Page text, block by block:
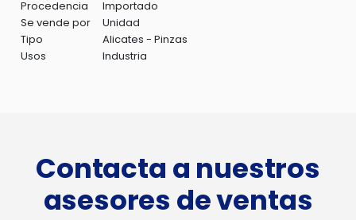
Procedencia
Importado
Se vende por
Unidad
Tipo
Alicates - Pinzas
Usos
Industria
Contacta a nuestros
asesores de ventas